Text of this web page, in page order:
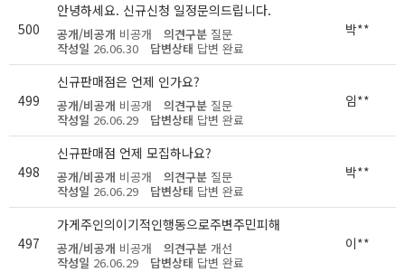
500
안녕하세요. 신규신청 일정문의드립니다.
공개/비공개 비공개 의견구분 질문
작성일 26.06.30 답변상태 답변 완료
박**
499
신규판매점은 언제 인가요?
공개/비공개 비공개 의견구분 질문
작성일 26.06.29 답변상태 답변 완료
임**
498
신규판매점 언제 모집하나요?
공개/비공개 비공개 의견구분 질문
작성일 26.06.29 답변상태 답변 완료
박**
497
가게주인의이기적인행동으로주변주민피해
공개/비공개 비공개 의견구분 개선
작성일 26.06.29 답변상태 답변 완료
이**